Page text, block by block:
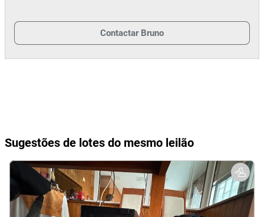
Contactar Bruno
Sugestões de lotes do mesmo leilão